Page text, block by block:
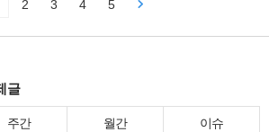
2 3 4 5
글
주간 월간 이슈